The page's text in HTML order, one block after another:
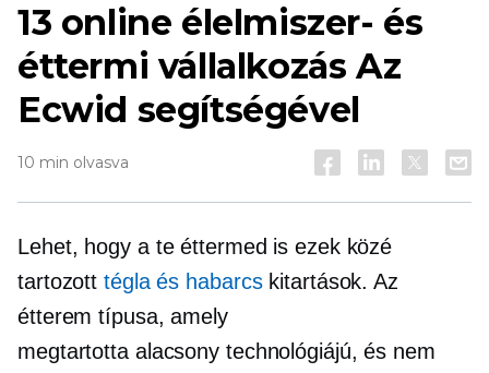
13 online élelmiszer- és
éttermi vállalkozás Az
Ecwid segítségével
10 min olvasva
Lehet, hogy a te éttermed is ezek közé
tartozotttégla és habarcs kitartások. Az
étterem típusa, amely
megtartotta alacsony technológiájú, és nem